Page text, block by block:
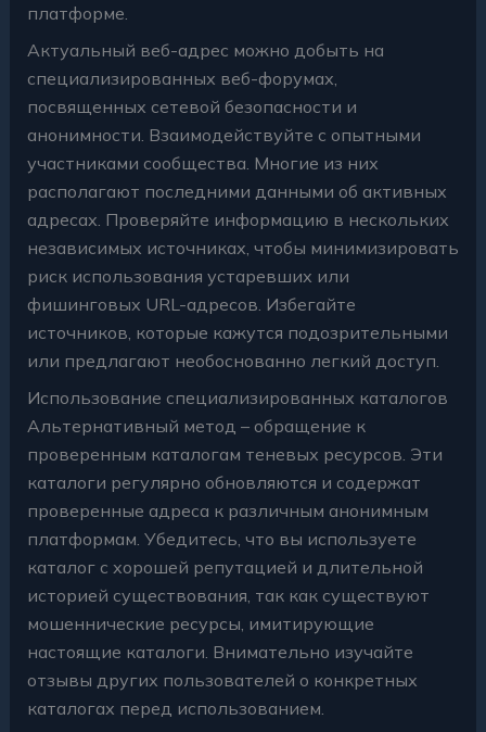
платформе.
Актуальный веб-адрес можно добыть на
специализированных веб-форумах,
посвященных сетевой безопасности и
анонимности. Взаимодействуйте с опытными
участниками сообщества. Многие из них
располагают последними данными об активных
адресах. Проверяйте информацию в нескольких
независимых источниках, чтобы минимизировать
риск использования устаревших или
фишинговых URL-адресов. Избегайте
источников, которые кажутся подозрительными
или предлагают необоснованно легкий доступ.
Использование специализированных каталогов
Альтернативный метод – обращение к
проверенным каталогам теневых ресурсов. Эти
каталоги регулярно обновляются и содержат
проверенные адреса к различным анонимным
платформам. Убедитесь, что вы используете
каталог с хорошей репутацией и длительной
историей существования, так как существуют
мошеннические ресурсы, имитирующие
настоящие каталоги. Внимательно изучайте
отзывы других пользователей о конкретных
каталогах перед использованием.